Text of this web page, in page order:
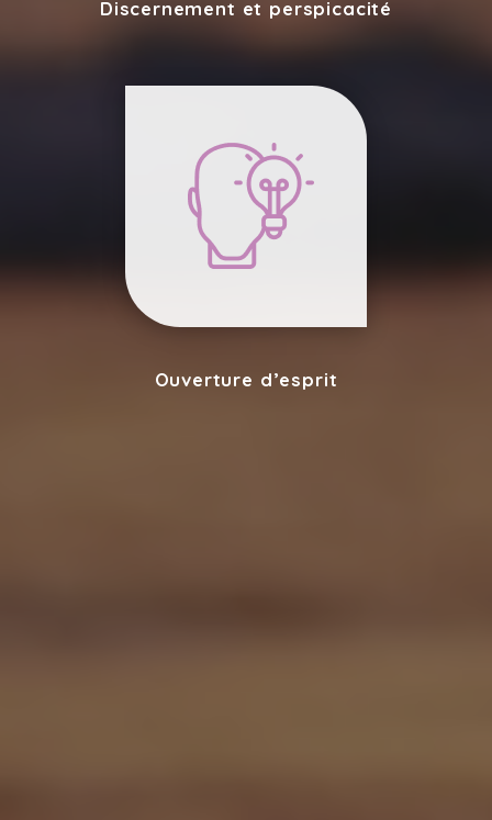
Discernement et perspicacité
Ouverture d’esprit